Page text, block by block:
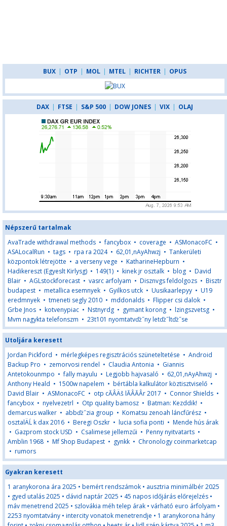
BUX | OTP | MOL | MTEL | RICHTER | OPUS
DAX | FTSE | S&P 500 | DOW JONES | VIX | OLAJ
Népszerű tartalmak
AvaTrade withdrawal methods •fancybox • coverage • ASMonacoFC •
ASALocalRun • tags • rpa ra 2024• 62,01,nAyAhwzj • Tankerületi
központok létrejötte • a verseny vege • KatharineHepburn •
Hadikereszt (Egyeslt Kirlysg) • 149(1) • kinek jr osztalk • blog • David
Blair • AGLstockforecast • vasrc arfolyam • Disznvgs feldolgozs • Bisztr
budapest • metallica esemnyek • Gyilkos utck • Uusikaarlepyy • U19
eredmnyek • tmeneti segly 2010 • mddonalds • Flipper csi dalok •
Grbe Jnos • kotvenypiac • Nstnyrdg • gymant korong • lzingszvetsg •
Mvm nagykta telefonszm • 23t101 nyomtatvďż˝ny letďż˝ltďż˝se
Utoljára keresett
Jordan Pickford • mérlegképes regisztrációs szüneteltetése • Android
Backup Pro • zemorvosi rendel • Claudia Antonia • Giannis
Antetokounmpo •fally mayulu • Legjobb hajvasaló • 62,01,nAyAhwzj •
Anthony Heald • 1500w napelem • bértábla kalkulátor köztisztviselő •
David Blair • ASMonacoFC • otp cĂÂÄš lĂÂĂÂr 2017 • Connor Shields •
fancybox • nyelvezetrl • Otp quality bamosz • Batman: Kezddik! •
demarcus walker • abbďż˝zia group • Komatsu zenoah láncfűrész •
osztalÄĹ k dax 2016 • Beregi Oszkr • lucia sofia ponti • Mende hús árak
• Gazprom stock USD • Csalimese jellemzűi • Penny nyitvatarts •
Amblin 1968 • Mf Shop Budapest • gynkk • Chronology coinmarketcap
• rumors
Gyakran keresett
1 aranykorona ára 2025 • bemért rendszámok • ausztria minimálbér 2025
• gyed utalás 2025 • dávid naptár 2025 • 45 napos időjárás előrejelzés •
máv menetrend 2025 • szlovákia méh telep árak • várható euro árfolyam •
2253 nyomtatvány • intercity vonatok menetrendje • 1 aranykorona hány